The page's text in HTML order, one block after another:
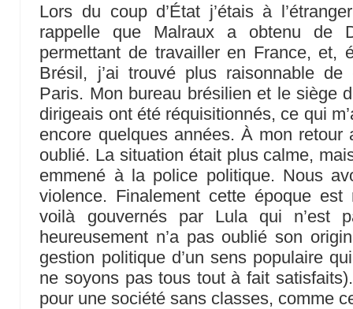
Lors du coup d’État j’étais à
rappelle que Malraux a obtenu de
permettant de travailler en France, et,
Brésil, j’ai trouvé plus raisonnable
Paris. Mon bureau brésilien et le siège
dirigeais ont été réquisitionnés, ce qui
encore quelques années. À mon retour
oublié. La situation était plus calme,
emmené à la police politique. Nous
violence. Finalement cette époque est
voilà gouvernés par Lula qui n’est
heureusement n’a pas oublié son
gestion politique d’un sens populaire
ne soyons pas tous tout à fait
pour une société sans classes, comme